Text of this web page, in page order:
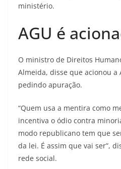
ministério.
AGU é
O ministro de Direitos
Almeida, disse que acionou a
pedindo apuração.
“Quem usa a mentira como
incentiva o ódio contra
modo republicano tem que
da lei. É assim que vai ser”,
rede social.